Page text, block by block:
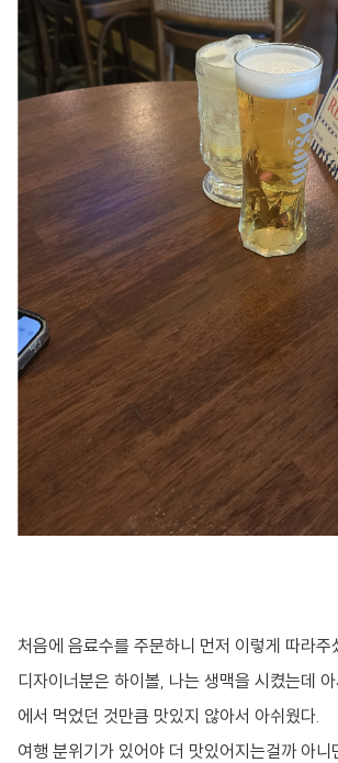
처음에 음료수를 주문하니 먼저 이렇게 따라주
디자이너분은 하이볼, 나는 생맥을 시켰는데
에서 먹었던 것만큼 맛있지 않아서 아쉬웠다.
여행 분위기가 있어야 더 맛있어지는걸까 아니